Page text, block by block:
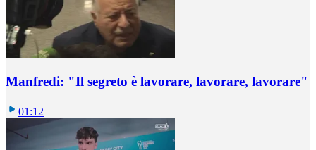
Manfredi: "Il segreto è lavorare, lavorare, lavorare"
01:12